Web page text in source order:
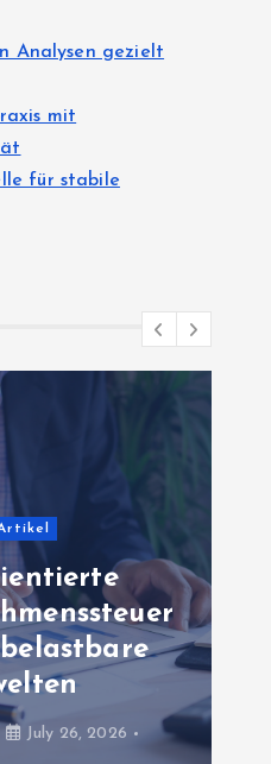
Analysen gezielt
mit
für stabile
July 26, 2026